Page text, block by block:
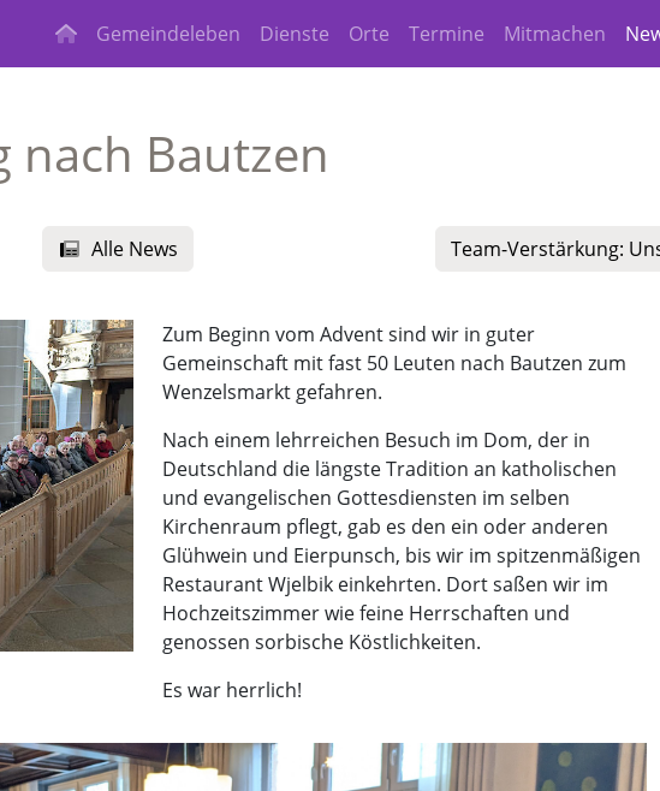
Gemeindeleben Dienste Orte Termine Mitmachen
nach Bautzen
Alle News Team-Verstärkung:
Zum Beginn vom Advent sind wir in guter
Gemeinschaft mit fast 50 Leuten nach Bautzen zum
Wenzelsmarkt gefahren.
Nach einem lehrreichen Besuch im Dom, der in
Deutschland die längste Tradition an katholischen
und evangelischen Gottesdiensten im selben
Kirchenraum pflegt, gab es den ein oder anderen
Glühwein und Eierpunsch, bis wir im spitzenmäßigen
Restaurant Wjelbik einkehrten. Dort saßen wir im
Hochzeitszimmer wie feine Herrschaften und
genossen sorbische Köstlichkeiten.
Es war herrlich!